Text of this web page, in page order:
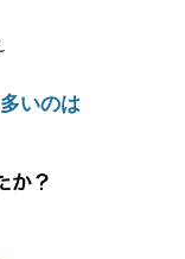
いのは